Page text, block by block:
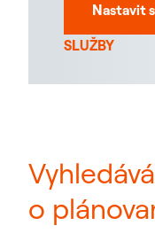
Nastavit
SLUŽBY
o